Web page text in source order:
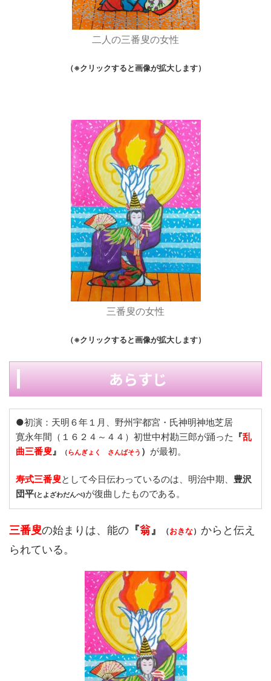
二人の三番叟の女性
（※クリックすると画像が拡大します）
三番叟の女性
（※クリックすると画像が拡大します）
あらすじ
●初演：天明６年１月、野州宇都宮・氏神明神地芝居
寛永年間（１６２４～４４）初世中村勘三郎が踊った 『乱
曲三番叟』 （ らんぎょく さんばそう ） が最初。
寿式三番叟として今日伝わっているのは、明治中期、 豊沢
団平(とよざわだんぺ)が復曲したものである。
三番叟の始まりは、能の 『翁』 （おきな） からと伝え
られている。